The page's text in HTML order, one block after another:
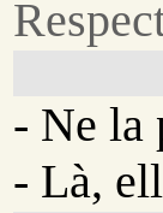
- Ne la
- Là,